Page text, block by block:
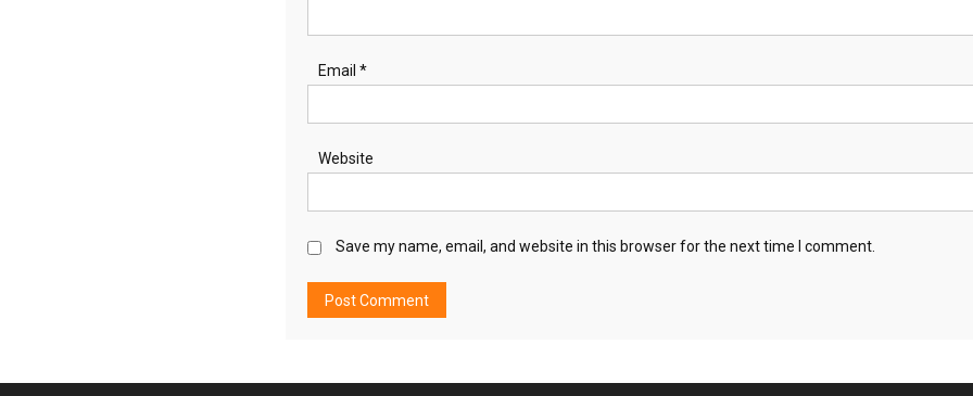
Email *
Website
Save my name, email, and website in this browser for the next time I comment.